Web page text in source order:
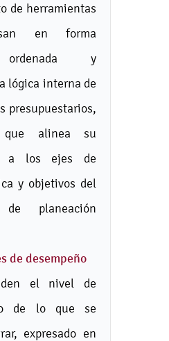
de herramientas
en forma
y
lógica interna de
presupuestarios,
alinea su
a los ejes de
y objetivos del
de planeación
de desempeño
el nivel de
de lo que se
expresado en